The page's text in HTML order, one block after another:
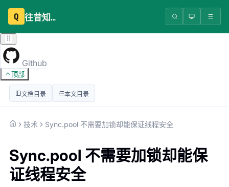
Q 往昔知识库
Github
顶部
文档目录 本文目录
技术 Sync.pool 不需要加锁却能保证线程安全
Sync.pool 不需要加锁却能保
证线程安全